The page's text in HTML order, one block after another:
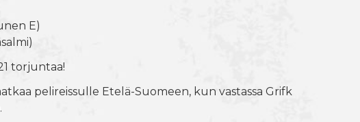
E)
torjuntaa!
pelireissulle Etelä-Suomeen, kun vastassa Grifk